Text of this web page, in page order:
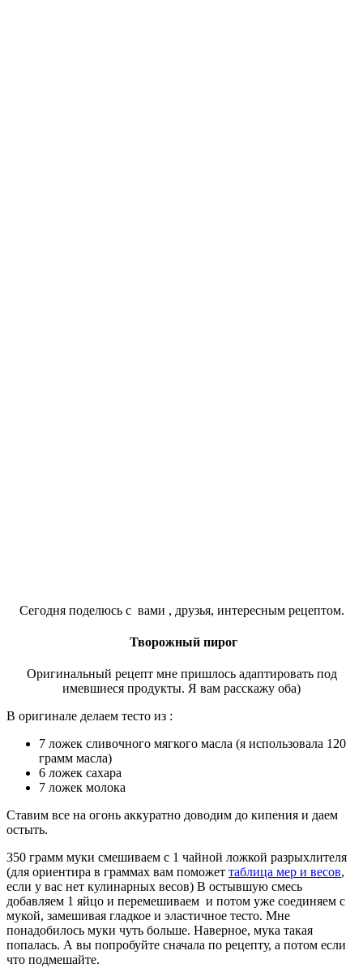
Сегодня поделюсь с вами , друзья, интересным рецептом.
Творожный пирог
Оригинальный рецепт мне пришлось адаптировать под
имевшиеся продукты. Я вам расскажу оба)
В оригинале делаем тесто из :
7 ложек сливочного мягкого масла (я использовала 120
грамм масла)
6 ложек сахара
7 ложек молока
Ставим все на огонь аккуратно доводим до кипения и даем
остыть.
350 грамм муки смешиваем с 1 чайной ложкой разрыхлителя
(для ориентира в граммах вам поможет таблица мер и весов,
если у вас нет кулинарных весов) В остывшую смесь
добавляем 1 яйцо и перемешиваем и потом уже соединяем с
мукой, замешивая гладкое и эластичное тесто. Мне
понадобилось муки чуть больше. Наверное, мука такая
попалась. А вы попробуйте сначала по рецепту, а потом если
что подмешайте.